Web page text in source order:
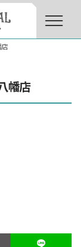
What’s Tequila
How to Drink Tequila
店
幡店